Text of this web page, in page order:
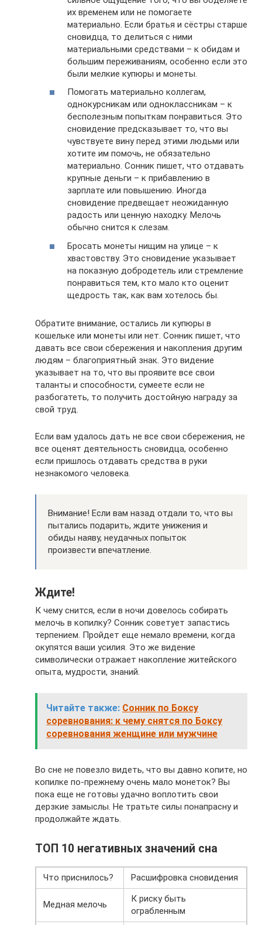
их временем или не помогаете
материально. Если братья и сёстры старше
сновидца, то делиться с ними
материальными средствами – к обидам и
большим переживаниям, особенно если это
были мелкие купюры и монеты.
Помогать материально коллегам,
однокурсникам или одноклассникам – к
бесполезным попыткам понравиться. Это
сновидение предсказывает то, что вы
чувствуете вину перед этими людьми или
хотите им помочь, не обязательно
материально. Сонник пишет, что отдавать
крупные деньги – к прибавлению в
зарплате или повышению. Иногда
сновидение предвещает неожиданную
радость или ценную находку. Мелочь
обычно снится к слезам.
Бросать монеты нищим на улице – к
хвастовству. Это сновидение указывает
на показную добродетель или стремление
понравиться тем, кто мало кто оценит
щедрость так, как вам хотелось бы.
Обратите внимание, остались ли купюры в
кошельке или монеты или нет. Сонник пишет, что
давать все свои сбережения и накопления другим
людям – благоприятный знак. Это видение
указывает на то, что вы проявите все свои
таланты и способности, сумеете если не
разбогатеть, то получить достойную награду за
свой труд.
Если вам удалось дать не все свои сбережения, не
все оценят деятельность сновидца, особенно
если пришлось отдавать средства в руки
незнакомого человека.
Внимание! Если вам назад отдали то, что вы
пытались подарить, ждите унижения и
обиды наяву, неудачных попыток
произвести впечатление.
Ждите!
К чему снится, если в ночи довелось собирать
мелочь в копилку? Сонник советует запастись
терпением. Пройдет еще немало времени, когда
окупятся ваши усилия. Это же видение
символически отражает накопление житейского
опыта, мудрости, знаний.
Читайте также: Сонник по Боксу
соревнования: к чему снятся по Боксу
соревнования женщине или мужчине
Во сне не повезло видеть, что вы давно копите, но
копилке по-прежнему очень мало монеток? Вы
пока еще не готовы удачно воплотить свои
дерзкие замыслы. Не тратьте силы понапрасну и
продолжайте ждать.
ТОП 10 негативных значений сна
Что приснилось? Расшифровка сновидения
Медная мелочь
К риску быть
ограбленным